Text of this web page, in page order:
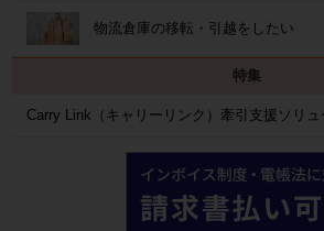
物流倉庫の移転・引越をしたい
特集
Carry Link（キャリーリンク）牽引支援ソリュ